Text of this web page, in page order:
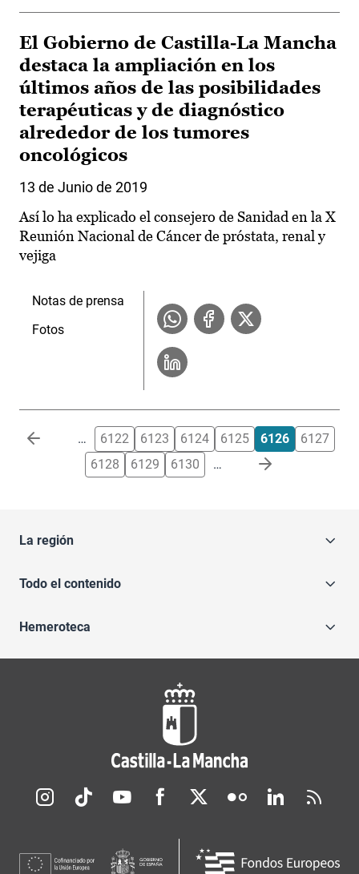
El Gobierno de Castilla-La Mancha
destaca la ampliación en los
últimos años de las posibilidades
terapéuticas y de diagnóstico
alrededor de los tumores
oncológicos
13 de Junio de 2019
Así lo ha explicado el consejero de Sanidad en la X
Reunión Nacional de Cáncer de próstata, renal y
vejiga
Notas de prensa
Fotos
Paginación … 6122 6123 6124 6125 6126
6127
6128
6129 6130 …
La región
Todo el contenido
Hemeroteca
Redes sociales JCCM